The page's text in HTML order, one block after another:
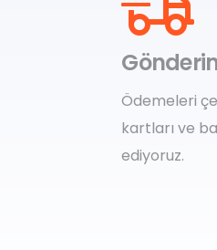
Ödemeleri
kartları ve
ediyoruz.